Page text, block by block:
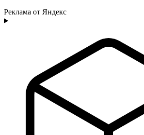
Реклама от Яндекс